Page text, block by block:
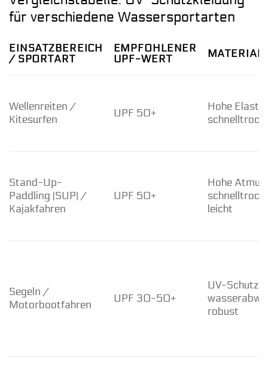
für verschiedene Wassersportarten
EINSATZBEREICH
/ SPORTART
EMPFOHLENER
UPF-WERT
Wellenreiten /
Kitesurfen
UPF 50+
Hohe
Stand-Up-
Paddling (SUP) /
Kajakfahren
UPF 50+
Hohe
leicht
Segeln /
Motorbootfahren
UPF 30-50+
UV-Schutz,
robust